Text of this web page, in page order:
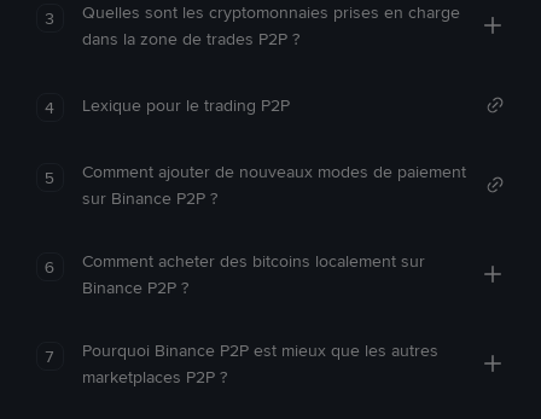
3
Quelles sont les cryptomonnaies prises en charge
dans la zone de trades P2P ?
4 Lexique pour le trading P2P
5
Comment ajouter de nouveaux modes de paiement
sur Binance P2P ?
6
Comment acheter des bitcoins localement sur
Binance P2P ?
7
Pourquoi Binance P2P est mieux que les autres
marketplaces P2P ?